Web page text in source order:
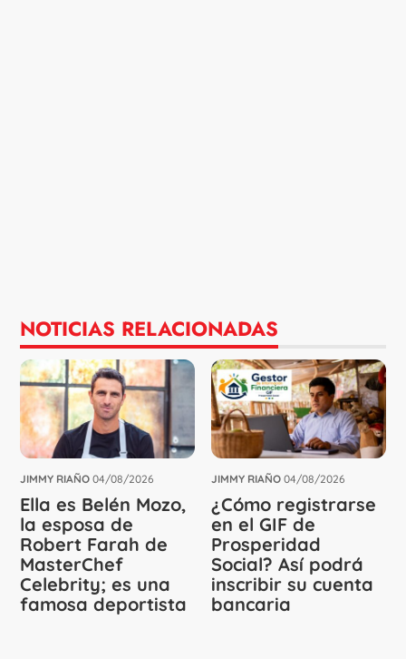
NOTICIAS RELACIONADAS
JIMMY RIAÑO 04/08/2026
Ella es Belén Mozo,
la esposa de
Robert Farah de
MasterChef
Celebrity; es una
famosa deportista
JIMMY RIAÑO 04/08/2026
¿Cómo registrarse
en el GIF de
Prosperidad
Social? Así podrá
inscribir su cuenta
bancaria